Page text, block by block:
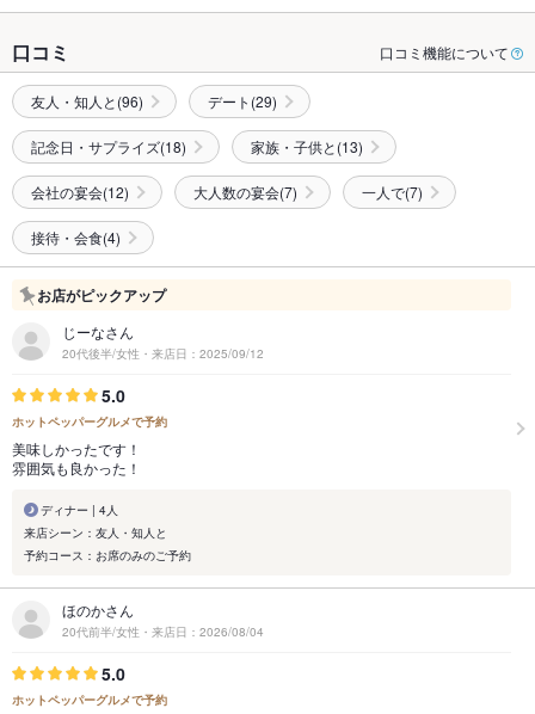
口コミ 口コミ機能について
友人・知人と(96) デート(29)
記念日・サプライズ(18) 家族・子供と(13)
会社の宴会(12) 大人数の宴会(7) 一人で(7)
接待・会食(4)
お店がピックアップ
じーなさん
20代後半/女性・来店日：2025/09/12
5.0
ホットペッパーグルメで予約
美味しかったです！
雰囲気も良かった！
ディナー | 4人
来店シーン：友人・知人と
予約コース：お席のみのご予約
ほのかさん
20代前半/女性・来店日：2026/08/04
5.0
ホットペッパーグルメで予約